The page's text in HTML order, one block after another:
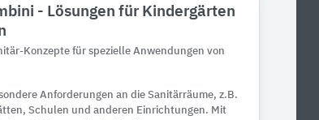
- Lösungen für Kindergärten
Konzepte für spezielle Anwendungen von
Anforderungen an die Sanitärräume, z.B.
Schulen und anderen Einrichtungen. Mit